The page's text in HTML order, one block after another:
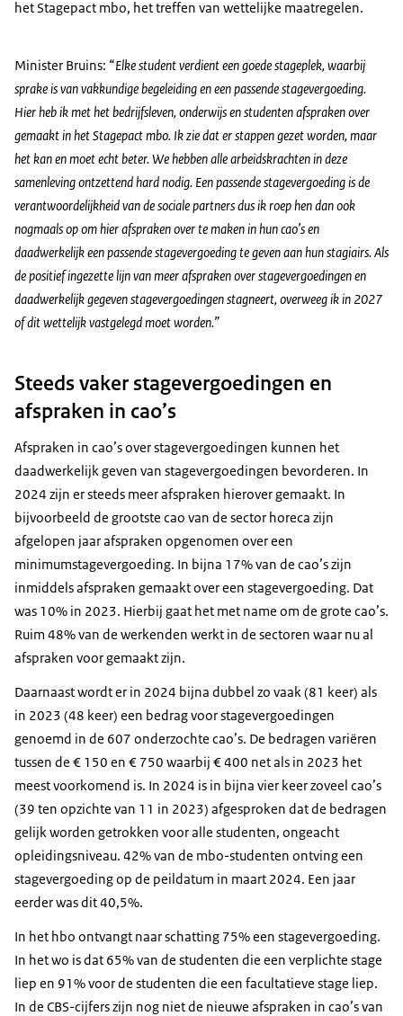
het Stagepact mbo, het treffen van wettelijke maatregelen.
Minister Bruins: “Elke student verdient een goede stageplek, waarbij
sprake is van vakkundige begeleiding en een passende stagevergoeding.
Hier heb ik met het bedrijfsleven, onderwijs en studenten afspraken over
gemaakt in het Stagepact mbo. Ik zie dat er stappen gezet worden, maar
het kan en moet echt beter. We hebben alle arbeidskrachten in deze
samenleving ontzettend hard nodig. Een passende stagevergoeding is de
verantwoordelijkheid van de sociale partners dus ik roep hen dan ook
nogmaals op om hier afspraken over te maken in hun cao’s en
daadwerkelijk een passende stagevergoeding te geven aan hun stagiairs. Als
de positief ingezette lijn van meer afspraken over stagevergoedingen en
daadwerkelijk gegeven stagevergoedingen stagneert, overweeg ik in 2027
of dit wettelijk vastgelegd moet worden.”
Steeds vaker stagevergoedingen en
afspraken in cao’s
Afspraken in cao’s over stagevergoedingen kunnen het
daadwerkelijk geven van stagevergoedingen bevorderen. In
2024 zijn er steeds meer afspraken hierover gemaakt. In
bijvoorbeeld de grootste cao van de sector horeca zijn
afgelopen jaar afspraken opgenomen over een
minimumstagevergoeding. In bijna 17% van de cao’s zijn
inmiddels afspraken gemaakt over een stagevergoeding. Dat
was 10% in 2023. Hierbij gaat het met name om de grote cao’s.
Ruim 48% van de werkenden werkt in de sectoren waar nu al
afspraken voor gemaakt zijn.
Daarnaast wordt er in 2024 bijna dubbel zo vaak (81 keer) als
in 2023 (48 keer) een bedrag voor stagevergoedingen
genoemd in de 607 onderzochte cao’s. De bedragen variëren
tussen de € 150 en € 750 waarbij € 400 net als in 2023 het
meest voorkomend is. In 2024 is in bijna vier keer zoveel cao’s
(39 ten opzichte van 11 in 2023) afgesproken dat de bedragen
gelijk worden getrokken voor alle studenten, ongeacht
opleidingsniveau. 42% van de mbo-studenten ontving een
stagevergoeding op de peildatum in maart 2024. Een jaar
eerder was dit 40,5%.
In het hbo ontvangt naar schatting 75% een stagevergoeding.
In het wo is dat 65% van de studenten die een verplichte stage
liep en 91% voor de studenten die een facultatieve stage liep.
In de CBS-cijfers zijn nog niet de nieuwe afspraken in cao’s van